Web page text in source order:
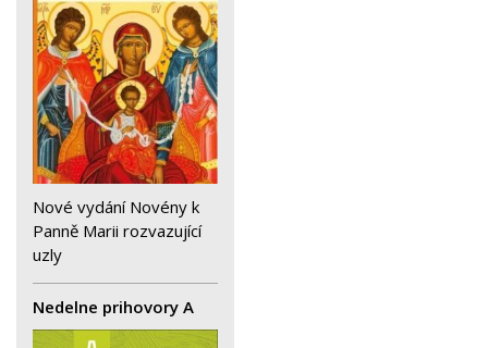
Nové vydání Novény k
Panně Marii rozvazující
uzly
Nedelne prihovory A